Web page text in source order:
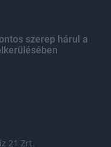
szerep hárul a
21 Zrt.